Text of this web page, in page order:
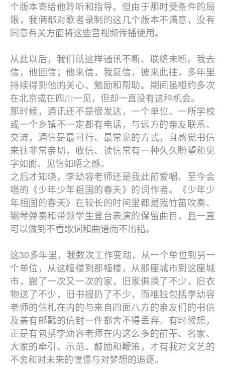
个版本寄给他聆听和指导。但由于那时受条件的局
限，我俩都对歌者录制的这几个版本不满意，没有
同意有关方面将这些音视频传播使用。
从此以后，我们就这样通讯不断、联络未断。我去
信，他回信；他来信，我复信，彼来此往，多年里
持续得到他的关心、勉励和帮助。期间虽相约多次
在北京或在四川一见，但却一直没有这种机会。
那时候，通讯还不是很发达，一个单位、一所学校
或一个乡镇不一定都有电话，与远方的亲友联系、
交流，通信是最可行、最常见的方式，且感觉书信
来往非常亲切，收信、读信常有一种久久盼望和见
字如面、见信如晤之感。
之后才知晓，李幼容老师还是我此前爱唱、至今会
唱的《少年少年祖国的春天》的词作者。《少年少
年祖国的春天》在较长的时间里都是我竹笛吹奏、
钢琴弹奏和带领学生登台表演的保留曲目，且一直
可以做到不看歌词和曲谱而不出错。
这30多年里，我数次工作变动，从一个单位到另一
个单位，从这幢楼到那幢楼，从那座城市到这座城
市，搬了一次又一次的家，旧家俱换了不少，旧衣
物送了不少，旧书报扔了不少，而唯独包括李幼容
老师的信札在内的与来自四面八方的亲友们的书信
及盖有邮戳的信封一件都舍不得丢弃。有时候想，
正是有包括李幼容老师在内这么多的前辈、名家、
大家的牵引、示范、鼓励和鞭策，才有我对文艺的
不舍和对未来的憧憬与对梦想的追逐。